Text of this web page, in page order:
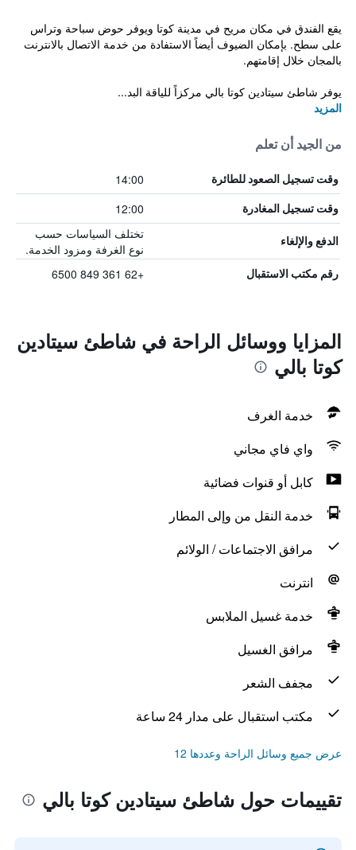
يقع الفندق في مكان مريح في مدينة كوتا ويوفر حوض سباحة وتراس
على سطح. بإمكان الضيوف أيضاً الاستفادة من خدمة الاتصال بالانترنت
بالمجان خلال إقامتهم.
يوفر شاطئ سيتادين كوتا بالي مركزاً للياقة البد...
المزيد
من الجيد أن تعلم
وقت تسجيل الصعود للطائرة 14:00
وقت تسجيل المغادرة 12:00
الدفع والإلغاء
تختلف السياسات حسب
نوع الغرفة ومزود الخدمة.
رقم مكتب الاستقبال +62 361 849 6500
المزايا ووسائل الراحة في شاطئ سيتادين
كوتا بالي
خدمة الغرف
واي فاي مجاني
كابل أو قنوات فضائية
خدمة النقل من وإلى المطار
مرافق الاجتماعات / الولائم
انترنت
خدمة غسيل الملابس
مرافق الغسيل
مجفف الشعر
مكتب استقبال على مدار 24 ساعة
عرض جميع وسائل الراحة وعددها 12
تقييمات حول شاطئ سيتادين كوتا بالي